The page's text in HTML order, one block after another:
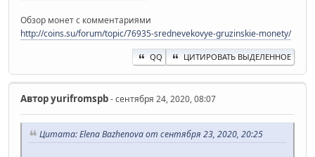
Обзор монет с комментариями
http://coins.su/forum/topic/76935-srednevekovye-gruzinskie-monety/
QQ ЦИТИРОВАТЬ ВЫДЕЛЕННОЕ
Авторyurifromspb- сентября 24, 2020, 08:07
Цитата: Elena Bazhenova от сентября 23, 2020, 20:25